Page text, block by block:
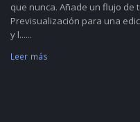
que nunca. Añade un flujo
Previsualización para una
y l......
Leer más